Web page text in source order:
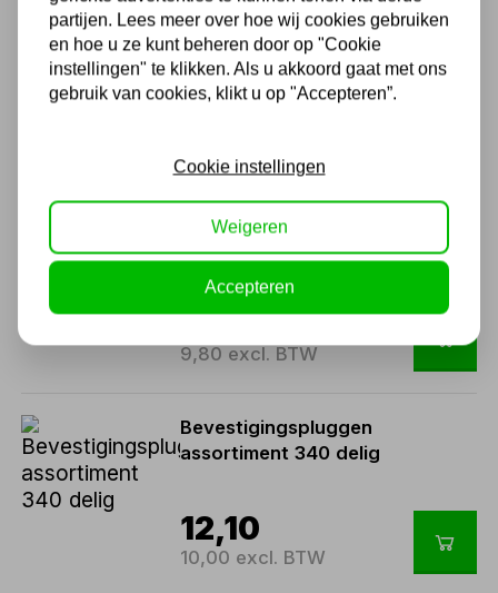
GYS Accuklem 200A rood
GYS Accuklem 200A zwart
11,86
9,80 excl. BTW
Bevestigingspluggen
assortiment 340 delig
12,10
10,00 excl. BTW
partijen. Lees meer over hoe wij cookies gebruiken
en hoe u ze kunt beheren door op "Cookie
instellingen" te klikken. Als u akkoord gaat met ons
gebruik van cookies, klikt u op "Accepteren”.
Cookie instellingen
Weigeren
Accepteren